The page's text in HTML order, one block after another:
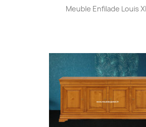
Meuble Enfilade Louis